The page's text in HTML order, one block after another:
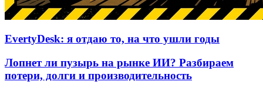
EvertyDesk: я отдаю то, на что ушли годы
Лопнет ли пузырь на рынке ИИ? Разбираем
потери, долги и производительность